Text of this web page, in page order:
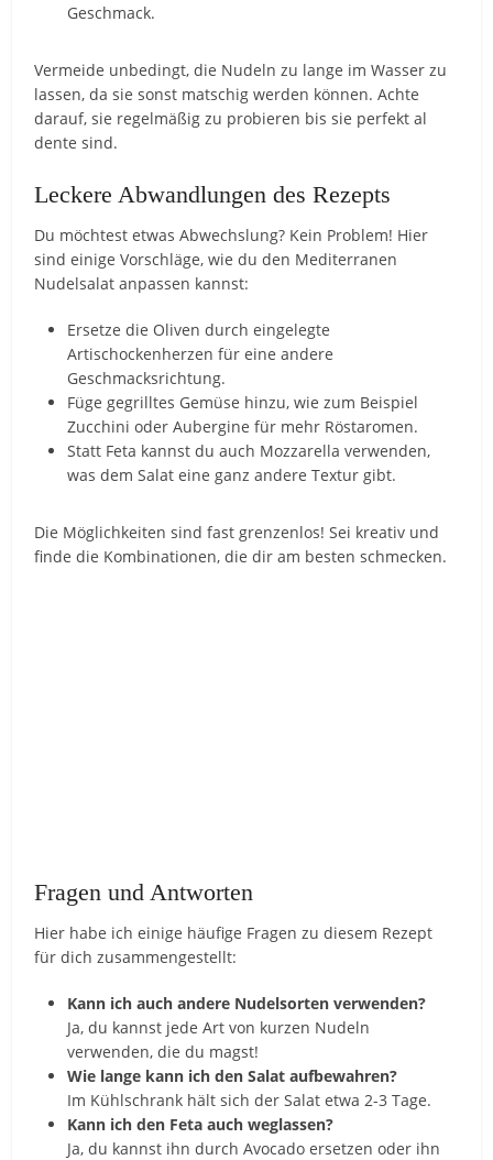
Geschmack.
Vermeide unbedingt, die Nudeln zu lange im Wasser zu
lassen, da sie sonst matschig werden können. Achte
darauf, sie regelmäßig zu probieren bis sie perfekt al
dente sind.
Leckere Abwandlungen des Rezepts
Du möchtest etwas Abwechslung? Kein Problem! Hier
sind einige Vorschläge, wie du den Mediterranen
Nudelsalat anpassen kannst:
Ersetze die Oliven durch eingelegte
Artischockenherzen für eine andere
Geschmacksrichtung.
Füge gegrilltes Gemüse hinzu, wie zum Beispiel
Zucchini oder Aubergine für mehr Röstaromen.
Statt Feta kannst du auch Mozzarella verwenden,
was dem Salat eine ganz andere Textur gibt.
Die Möglichkeiten sind fast grenzenlos! Sei kreativ und
finde die Kombinationen, die dir am besten schmecken.
Fragen und Antworten
Hier habe ich einige häufige Fragen zu diesem Rezept
für dich zusammengestellt:
Kann ich auch andere Nudelsorten verwenden?
Ja, du kannst jede Art von kurzen Nudeln
verwenden, die du magst!
Wie lange kann ich den Salat aufbewahren?
Im Kühlschrank hält sich der Salat etwa 2-3 Tage.
Kann ich den Feta auch weglassen?
Ja, du kannst ihn durch Avocado ersetzen oder ihn